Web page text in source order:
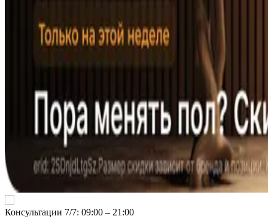
Консультации 7/7: 09:00 ‒ 21:00